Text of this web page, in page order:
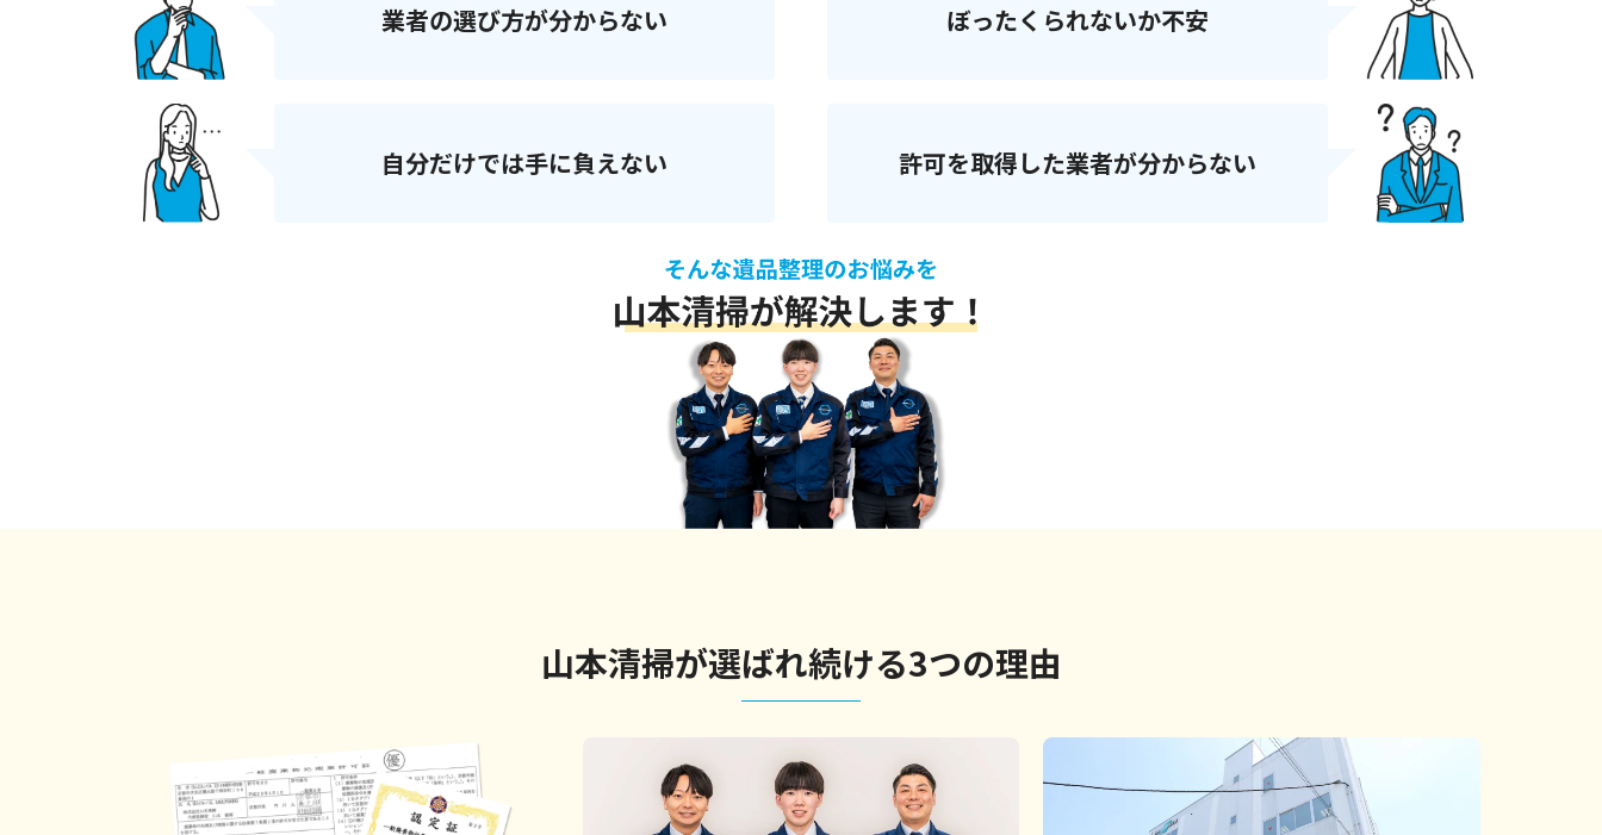
業者の選び方が分からない ぼったくられないか不安
自分だけでは手に負えない 許可を取得した業者が分からない
山本清掃が選ばれ続ける3つの理由